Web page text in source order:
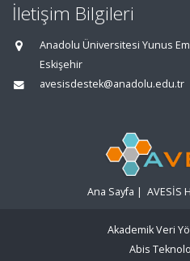
İletişim Bilgileri
Anadolu Üniversitesi Yunus
Eskişehir
avesisdestek@anadolu.edu.tr
Ana Sayfa | AVESİS
Akademik Veri
Abis